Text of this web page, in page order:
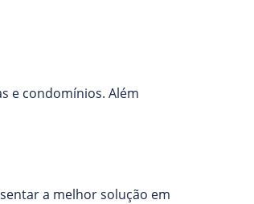
e condomínios. Além
a melhor solução em